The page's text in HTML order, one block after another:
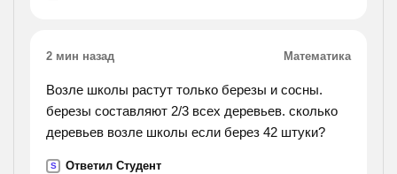
2 мин назад Математика
Возле школы растут только березы и сосны.
березы составляют 2/3 всех деревьев. сколько
деревьев возле школы если берез 42 штуки?
S Ответил Студент